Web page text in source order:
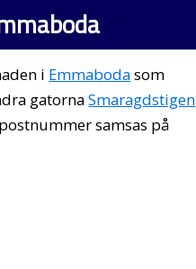
i Emmabodasom
gatornaSmaragdstigen
samsas på